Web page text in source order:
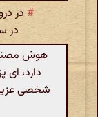
# در
در
هوش
دارد، ای
شخصی